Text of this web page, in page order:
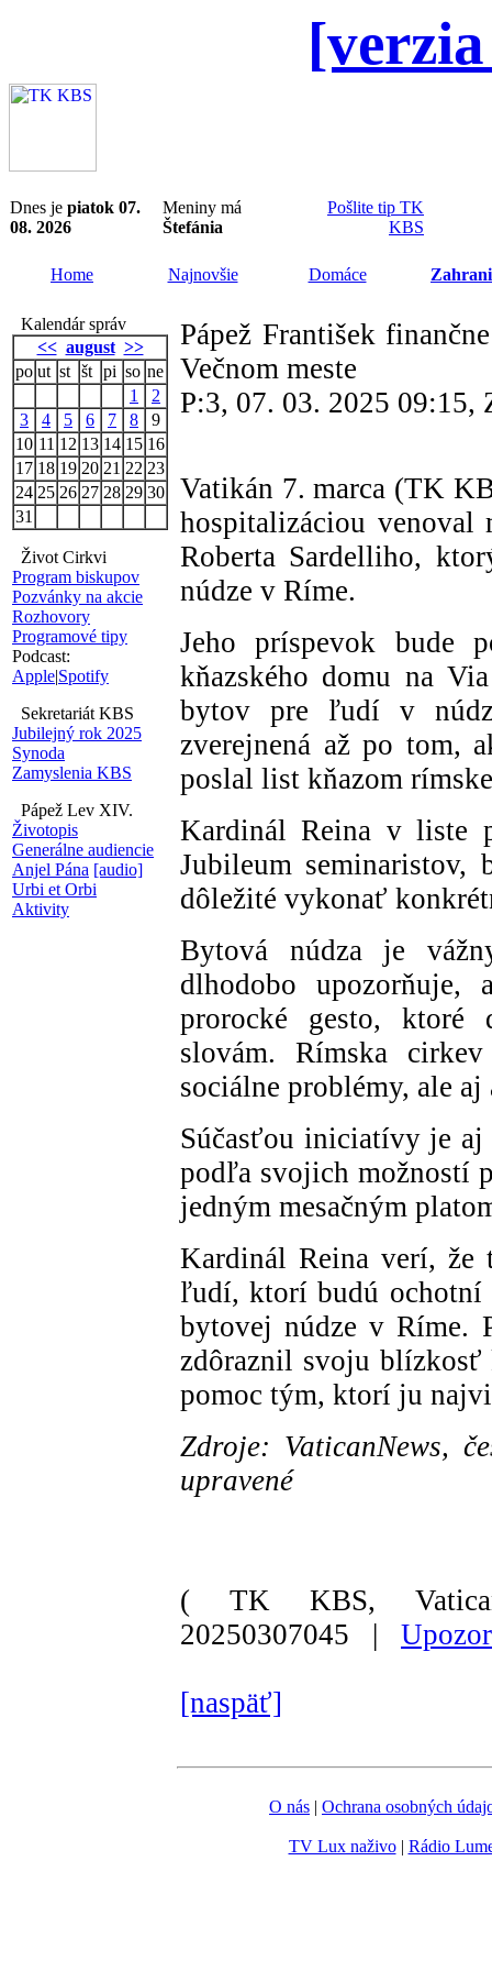
Dnes je piatok 07.
08. 2026
Meniny má
Štefánia
Pošlite tip TK
KBS
Home Najnovšie Domáce
Kalendár správ
<< august >>
po ut st št pi so ne
1
2
3
4 5 6 7 8
9
10 11 12 13 14 15 16
17 18 19 20 21 22 23
24 25 26 27 28 29 30
31
Život Cirkvi
Program biskupov
Pozvánky na akcie
Rozhovory
Programové tipy
Podcast:
Apple|Spotify
Sekretariát KBS
Jubilejný rok 2025
Synoda
Zamyslenia KBS
Pápež Lev XIV.
Životopis
Generálne audiencie
Anjel Pána [audio]
Urbi et Orbi
Aktivity
Pápež František
Večnom meste
P:3, 07. 03. 2025 09:15,
Vatikán 7. marca (TK
hospitalizáciou venoval
Roberta Sardelliho,
núdze v Ríme.
Jeho príspevok bude
kňazského domu na
bytov pre ľudí v
zverejnená až po tom,
poslal list kňazom
Kardinál Reina v liste
Jubileum
dôležité vykonať
Bytová núdza je
dlhodobo upozorňuje,
prorocké gesto, ktoré
slovám. Rímska
sociálne problémy, ale
Súčasťou iniciatívy je aj
podľa svojich možností
jedným mesačným
Kardinál Reina verí, že
ľudí, ktorí budú
bytovej núdze v Ríme.
zdôraznil svoju blízkosť
pomoc tým, ktorí ju
Zdroje: VaticanNews,
upravené
( TK KBS,
20250307045 |
[naspäť]
O nás | Ochrana osobných
TV Lux naživo| Rádio